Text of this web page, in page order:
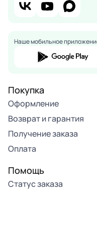
Наше мобильное
Покупка
Оформление
Возврат и гарантия
Получение заказа
Оплата
Помощь
Статус заказа